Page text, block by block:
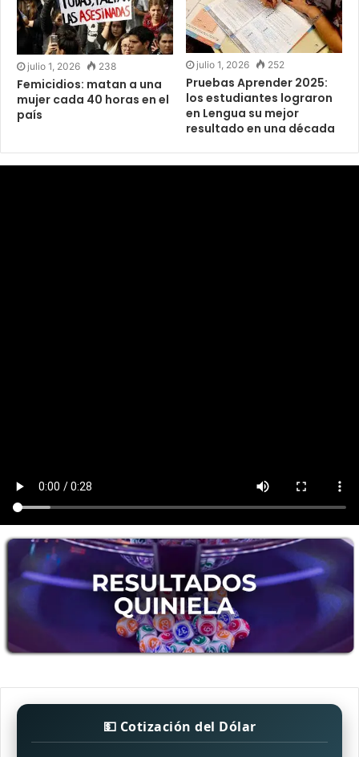
julio 1, 2026 238
Femicidios: matan a una
mujer cada 40 horas en el
país
julio 1, 2026 252
Pruebas Aprender 2025:
los estudiantes lograron
en Lengua su mejor
resultado en una década
💵 Cotización del Dólar